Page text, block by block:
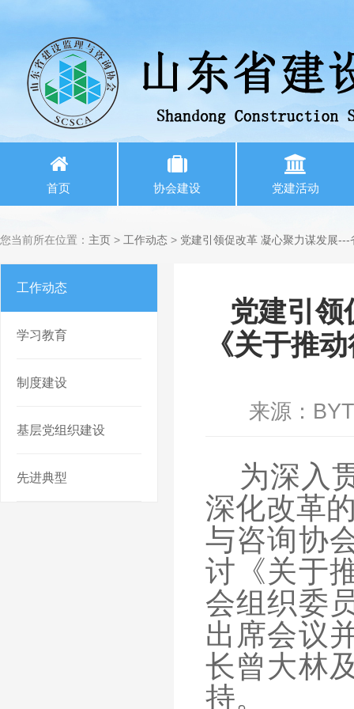
首页 协会建设 党建活动
您当前所在位置： 主页 > 工作动态 > 党建引领促改革 凝心聚力谋发展
工作动态
学习教育
制度建设
基层党组织建设
先进典型
党建引领
《关于推
来源：BYT
为深入
深化改革
与咨询协
讨《关于
会组织委
出席会议
长曾大林
持。